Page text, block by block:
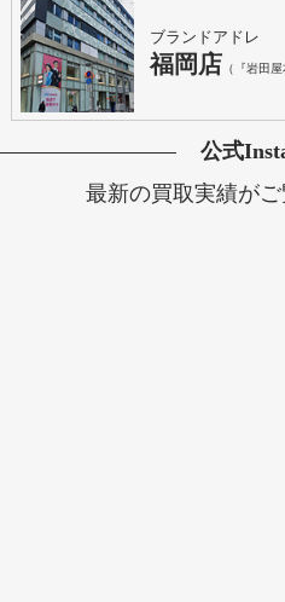
ブランドアドレ
福岡店 （『岩田
公式
最新の買取実績がご